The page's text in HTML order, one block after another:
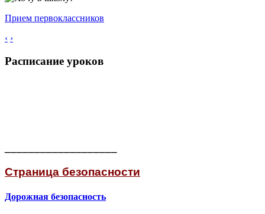
Прием первоклассников
‹ ›
Расписание уроков
Страница безопасности
Дорожная безопасность